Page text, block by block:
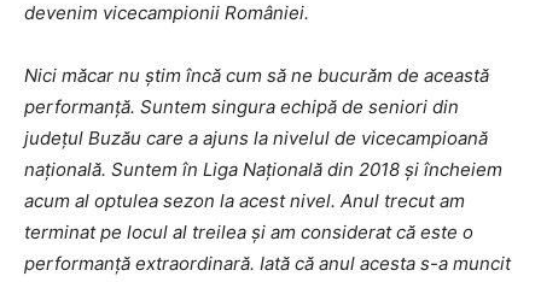
devenim vicecampionii României.
Nici măcar nu știm încă cum să ne bucurăm de această
performanță. Suntem singura echipă de seniori din
județul Buzău care a ajuns la nivelul de vicecampioană
națională. Suntem în Liga Națională din 2018 și încheiem
acum al optulea sezon la acest nivel. Anul trecut am
terminat pe locul al treilea și am considerat că este o
performanță extraordinară. Iată că anul acesta s-a muncit